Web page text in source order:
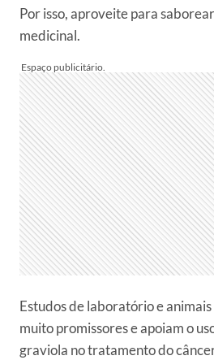
Por isso, aproveite para
medicinal.
Estudos de laboratório e
muito promissores e apoiam o
graviola no tratamento do